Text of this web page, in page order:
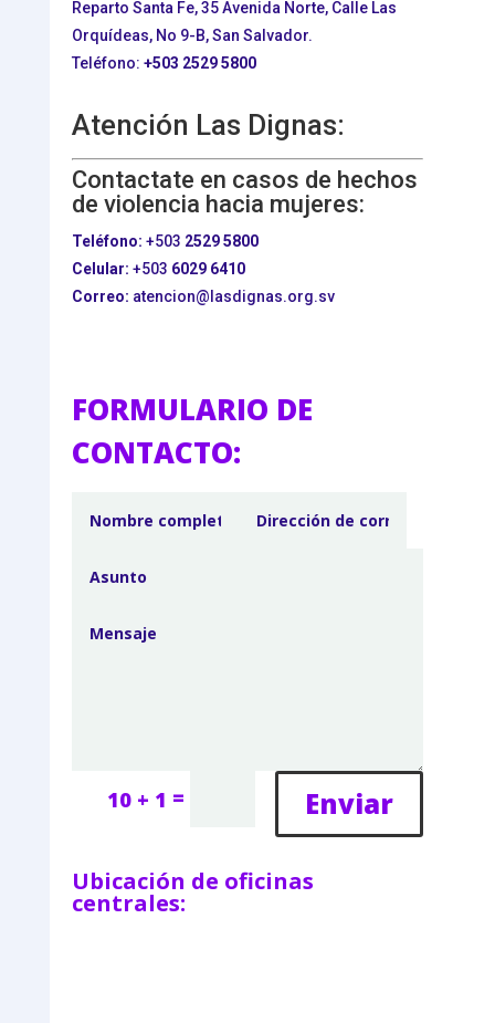
Reparto Santa Fe, 35 Avenida Norte, Calle Las
Orquídeas, No 9-B, San Salvador.
Teléfono: +503 2529 5800
Atención Las Dignas:
Contactate en casos de hechos
de violencia hacia mujeres:
Teléfono: +503 2529 5800
Celular: +503 6029 6410
Correo: atencion@lasdignas.org.sv
FORMULARIO DE
CONTACTO:
10 + 1 = Enviar
Ubicación de oficinas
centrales: